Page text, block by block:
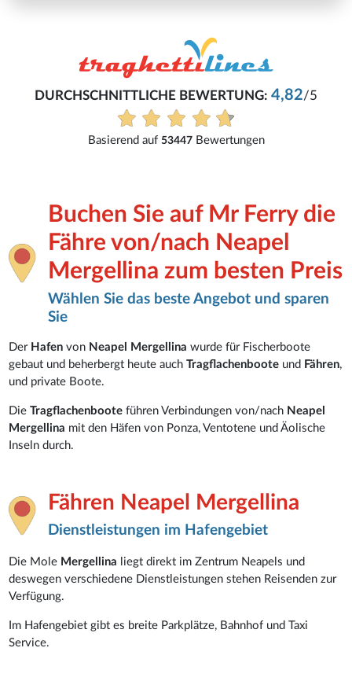
DURCHSCHNITTLICHE BEWERTUNG: 4,82/5
Basierend auf 53447Bewertungen
Buchen Sie auf Mr Ferry die
Fähre von/nach Neapel
Mergellina zum besten Preis
Wählen Sie das beste Angebot und sparen
Sie
Der Hafenvon Neapel Mergellina wurde für Fischerboote
gebaut und beherbergt heute auchTragflachenboote und Fähren,
und private Boote.
DieTragflachenbooteführen Verbindungen von/nach Neapel
Mergellina mit den Häfen von Ponza, Ventotene und Äolische
Inseln durch.
Fähren Neapel Mergellina
Dienstleistungen im Hafengebiet
Die Mole Mergellina liegt direkt im Zentrum Neapels und
deswegen verschiedene Dienstleistungen stehen Reisenden zur
Verfügung.
Im Hafengebiet gibt es breite Parkplätze, Bahnhof und Taxi
Service.